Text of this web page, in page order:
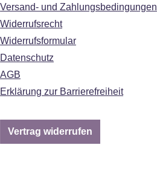
Versand- und Zahlungsbedingungen
Widerrufsrecht
Widerrufsformular
Datenschutz
AGB
Erklärung zur Barrierefreiheit
Vertrag widerrufen